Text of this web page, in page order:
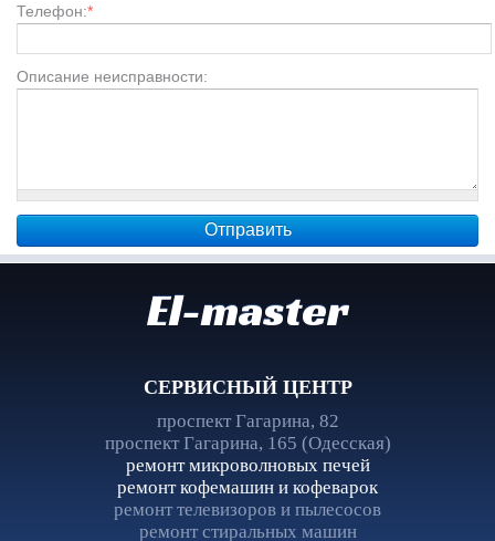
Телефон:*
Описание неисправности:
El-master
СЕРВИСНЫЙ ЦЕНТР
проспект Гагарина, 82
проспект Гагарина, 165 (Одесская)
ремонт микроволновых печей
ремонт кофемашин и кофеварок
ремонт телевизоров и пылесосов
ремонт стиральных машин